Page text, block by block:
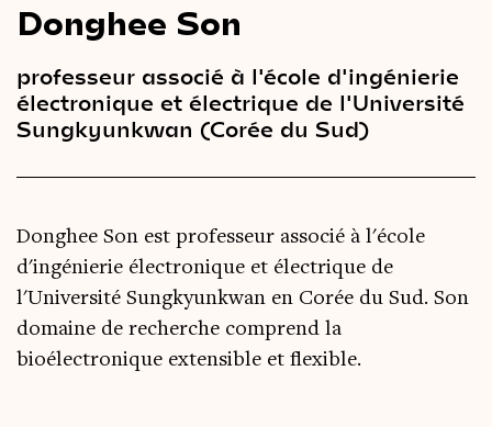
Donghee Son
professeur associé à l'école d'ingénierie
électronique et électrique de l'Université
Sungkyunkwan (Corée du Sud)
Donghee Son est professeur associé à l'école
d'ingénierie électronique et électrique de
l'Université Sungkyunkwan en Corée du Sud. Son
domaine de recherche comprend la
bioélectronique extensible et flexible.